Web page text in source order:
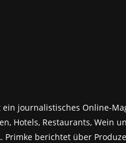
ein journalistisches Online-
Hotels, Restaurants, Wein
Primke berichtet über